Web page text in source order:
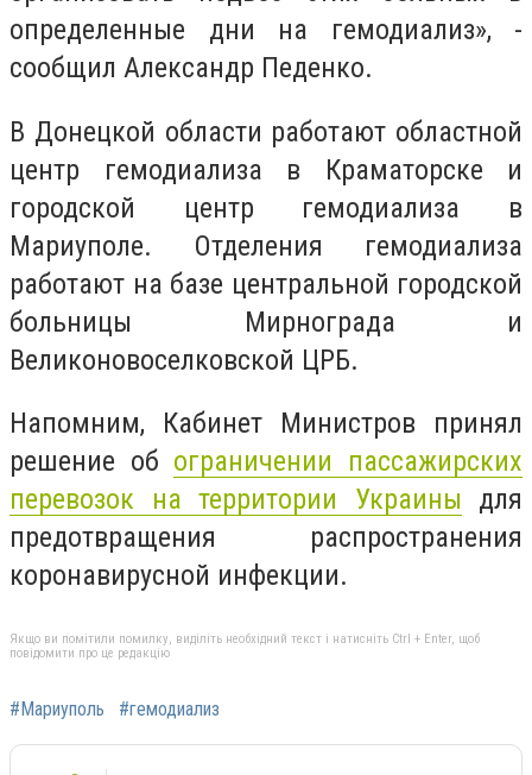
определенные дни на гемодиализ», -
сообщил Александр Педенко.
В Донецкой области работают областной
центр гемодиализа в Краматорске и
городской центр гемодиализа в
Мариуполе. Отделения гемодиализа
работают на базе центральной городской
больницы Мирнограда и
Великоновоселковской ЦРБ.
Напомним, Кабинет Министров принял
решение об ограничении пассажирских
перевозок на территории Украины для
предотвращения распространения
коронавирусной инфекции.
Якщо ви помітили помилку, виділіть необхідний текст і натисніть Ctrl + Enter, щоб
повідомити про це редакцію
#Мариуполь #гемодиализ